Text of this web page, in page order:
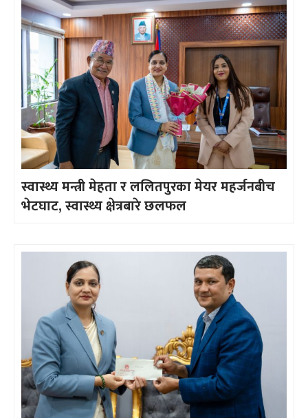
स्वास्थ्य मन्त्री मेहता र ललितपुरका मेयर महर्जनबीच
भेटघाट, स्वास्थ्य क्षेत्रबारे छलफल